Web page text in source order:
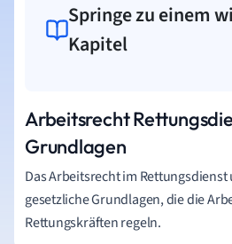
Springe zu einem
Kapitel
Arbeitsrecht
Grundlagen
Das Arbeitsrecht im
gesetzliche Grundlagen, die die
Rettungskräften regeln.